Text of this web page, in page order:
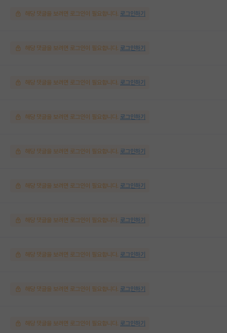
해당 댓글을 보려면 로그인이 필요합니다. 로그인하기
해당 댓글을 보려면 로그인이 필요합니다. 로그인하기
해당 댓글을 보려면 로그인이 필요합니다. 로그인하기
해당 댓글을 보려면 로그인이 필요합니다. 로그인하기
해당 댓글을 보려면 로그인이 필요합니다. 로그인하기
해당 댓글을 보려면 로그인이 필요합니다. 로그인하기
해당 댓글을 보려면 로그인이 필요합니다. 로그인하기
해당 댓글을 보려면 로그인이 필요합니다. 로그인하기
해당 댓글을 보려면 로그인이 필요합니다. 로그인하기
해당 댓글을 보려면 로그인이 필요합니다. 로그인하기